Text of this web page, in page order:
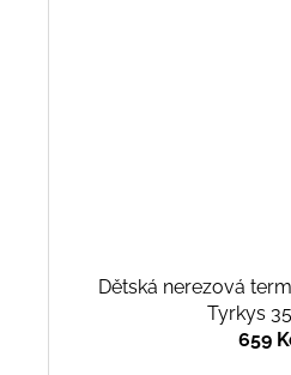
Dětská nerezová
Tyrkys
659